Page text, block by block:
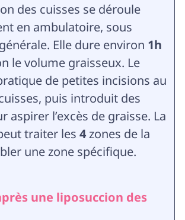
des cuisses se déroule
en ambulatoire, sous
Elle dure environ 1h
le volume graisseux. Le
de petites incisions au
puis introduit des
aspirer l’excès de graisse. La
traiter les 4zones de la
une zone spécifique.
une liposuccion des